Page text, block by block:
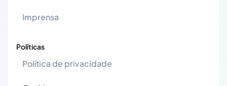
Imprensa
Políticas
Política de privacidade